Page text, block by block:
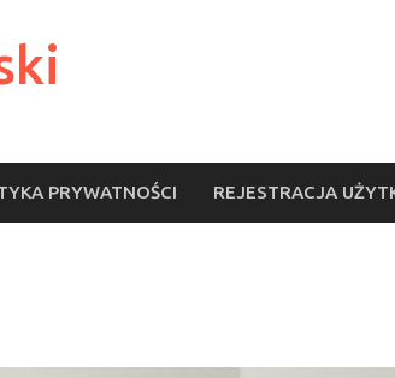
PRYWATNOŚCI REJESTRACJA